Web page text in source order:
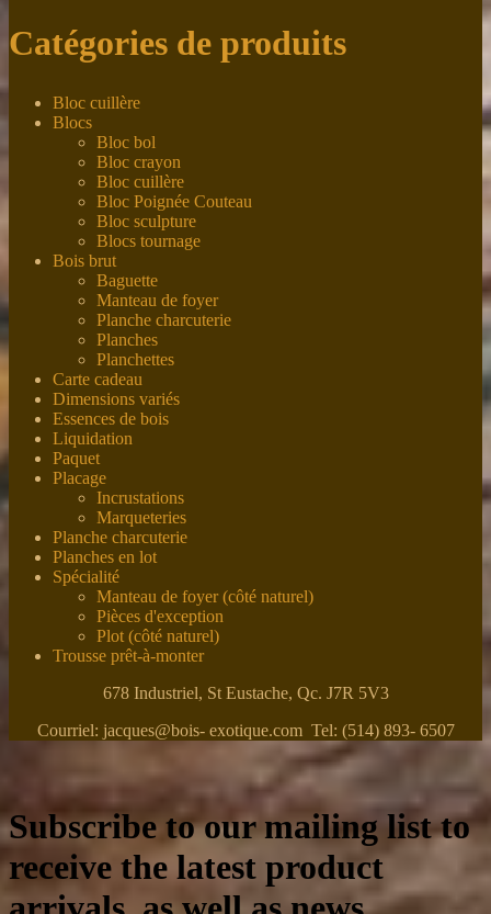
Catégories de produits
Bloc cuillère
Blocs
Bloc bol
Bloc crayon
Bloc cuillère
Bloc Poignée Couteau
Bloc sculpture
Blocs tournage
Bois brut
Baguette
Manteau de foyer
Planche charcuterie
Planches
Planchettes
Carte cadeau
Dimensions variés
Essences de bois
Liquidation
Paquet
Placage
Incrustations
Marqueteries
Planche charcuterie
Planches en lot
Spécialité
Manteau de foyer (côté naturel)
Pièces d'exception
Plot (côté naturel)
Trousse prêt-à-monter
678 Industriel, St Eustache, Qc. J7R 5V3
Courriel: jacques@bois- exotique.com Tel: (514) 893- 6507
Subscribe to our mailing list to
receive the latest product